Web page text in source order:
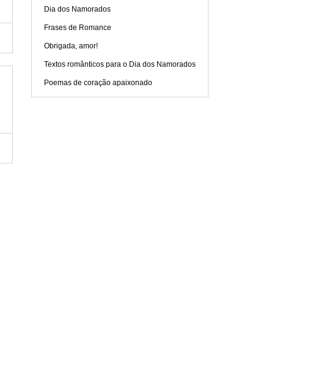
Dia dos Namorados
Frases de Romance
Obrigada, amor!
Textos românticos para o Dia dos Namorados
Poemas de coração apaixonado